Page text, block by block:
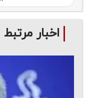
اخبار مرتبط